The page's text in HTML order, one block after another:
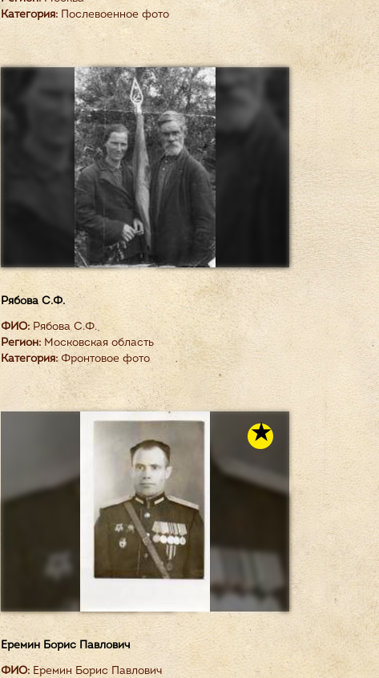
Категория:Послевоенное фото
Рябова С.Ф.
ФИО:Рябова С.Ф.
Регион:Московская область
Категория:Фронтовое фото
Еремин Борис Павлович
ФИО:Еремин Борис Павлович